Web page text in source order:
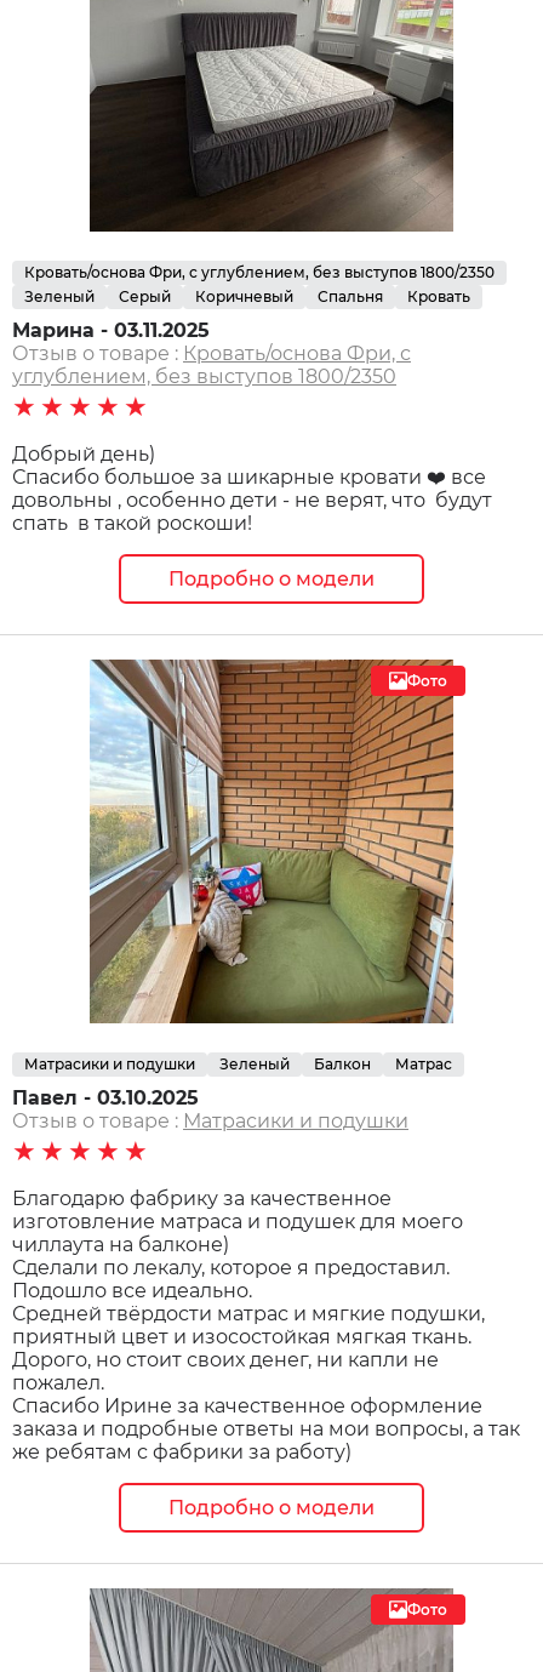
Кровать/основа Фри, с углублением, без выступов 1800/2350
Зеленый
Серый Коричневый Спальня Кровать
Марина - 03.11.2025
Отзыв о товаре : Кровать/основа Фри, с
углублением, без выступов 1800/2350
★★★★★
Добрый день)
Спасибо большое за шикарные кровати ❤️ все
довольны , особенно дети - не верят, что будут
спать в такой роскоши!
Подробно о модели
Фото
Матрасики и подушки Зеленый Балкон Матрас
Павел - 03.10.2025
Отзыв о товаре : Матрасики и подушки
★★★★★
Благодарю фабрику за качественное
изготовление матраса и подушек для моего
чиллаута на балконе)
Сделали по лекалу, которое я предоставил.
Подошло все идеально.
Средней твёрдости матрас и мягкие подушки,
приятный цвет и изосостойкая мягкая ткань.
Дорого, но стоит своих денег, ни капли не
пожалел.
Спасибо Ирине за качественное оформление
заказа и подробные ответы на мои вопросы, а так
же ребятам с фабрики за работу)
Подробно о модели
Фото